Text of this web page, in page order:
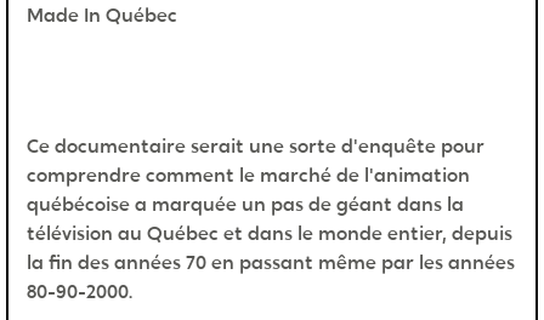
Made In Québec
Ce documentaire serait une sorte d'enquête pour
comprendre comment le marché de l'animation
québécoise a marquée un pas de géant dans la
télévision au Québec et dans le monde entier, depuis
la fin des années 70 en passant même par les années
80-90-2000.